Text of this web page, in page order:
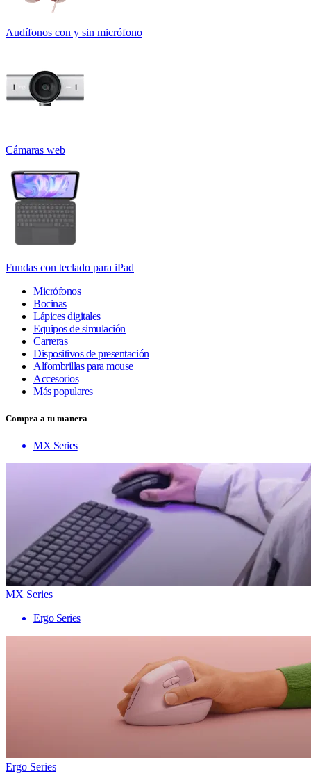
Audífonos con y sin micrófono
Cámaras web
Fundas con teclado para iPad
Micrófonos
Bocinas
Lápices digitales
Equipos de simulación
Carreras
Dispositivos de presentación
Alfombrillas para mouse
Accesorios
Más populares
Compra a tu manera
MX Series
MX Series
Ergo Series
Ergo Series